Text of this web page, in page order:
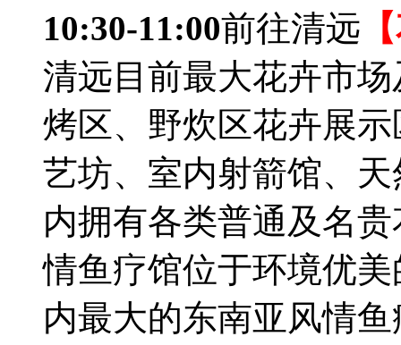
10:30-11:00前往清远
清远目前最大花卉市
烤区、野炊区花卉展
艺坊、室内射箭馆、
内拥有各类普通及名
情鱼疗馆位于环境优
内最大的东南亚风情